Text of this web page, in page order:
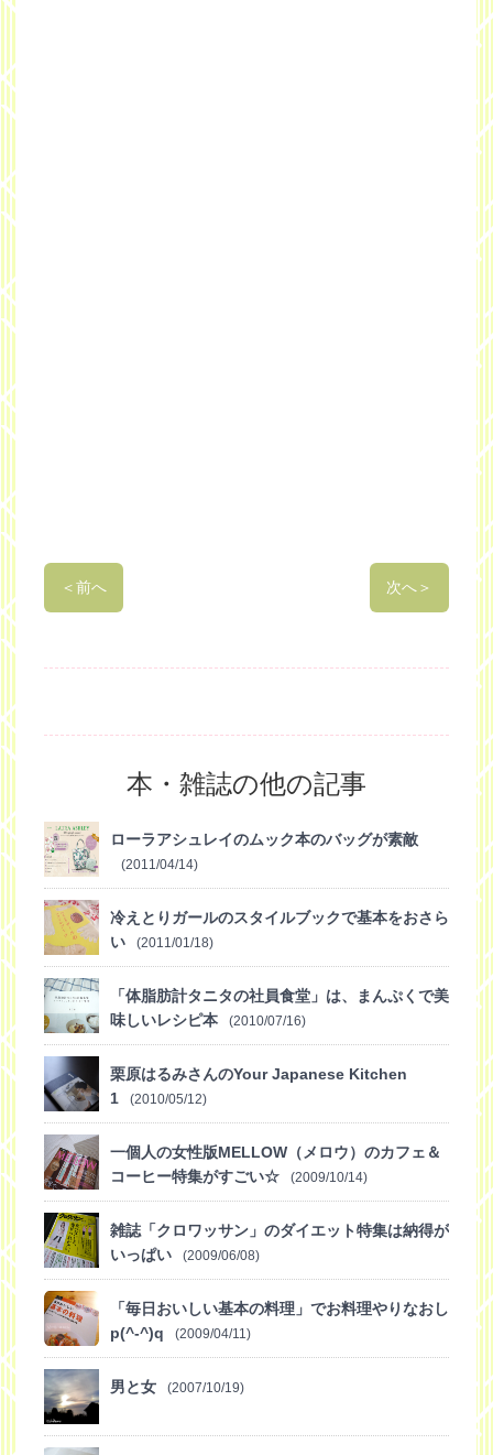
＜前へ 次へ＞
本・雑誌の他の記事
ローラアシュレイのムック本のバッグが素敵
(2011/04/14)
冷えとりガールのスタイルブックで基本をおさら
い
(2011/01/18)
「体脂肪計タニタの社員食堂」は、まんぷくで美
味しいレシピ本
(2010/07/16)
栗原はるみさんのYour Japanese Kitchen
1
(2010/05/12)
一個人の女性版MELLOW（メロウ）のカフェ＆
コーヒー特集がすごい☆
(2009/10/14)
雑誌「クロワッサン」のダイエット特集は納得が
いっぱい
(2009/06/08)
「毎日おいしい基本の料理」でお料理やりなおし
p(^-^)q
(2009/04/11)
男と女 (2007/10/19)